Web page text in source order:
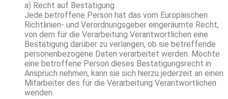
a) Recht auf Bestätigung
Jede betroffene Person hat das vom Europäischen
Richtlinien- und Verordnungsgeber eingeräumte Recht,
von dem für die Verarbeitung Verantwortlichen eine
Bestätigung darüber zu verlangen, ob sie betreffende
personenbezogene Daten verarbeitet werden. Möchte
eine betroffene Person dieses Bestätigungsrecht in
Anspruch nehmen, kann sie sich hierzu jederzeit an einen
Mitarbeiter des für die Verarbeitung Verantwortlichen
wenden.